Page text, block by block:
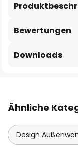
Bewertungen
Downloads
Ähnliche
Design